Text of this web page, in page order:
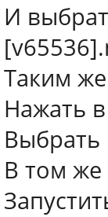
И
Таким
Нажать
Выбрать
В том же